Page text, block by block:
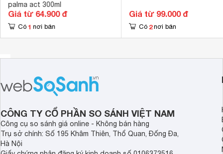
palma act 300ml
Giá từ 64.900 đ
Có 1 nơi bán
Giá từ 99.000 đ
Có 2 nơi bán
CÔNG TY CỔ PHẦN SO SÁNH VIỆT NAM
Công cụ so sánh giá online - Không bán hàng
Trụ sở chính: Số 195 Khâm Thiên, Thổ Quan, Đống Đa,
Hà Nội